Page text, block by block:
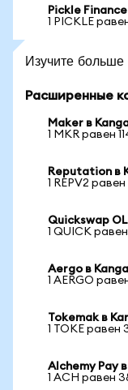
Pickle
1 PICKLE
Изучите больше
Расширенные
Maker в
1 MKR равен
Reputation в
1 REPV2
Quickswap
1 QUICK
Aergo в
1 AERGO
Tokemak в
1 TOKE равен
Alchemy Pay
1 ACH равен